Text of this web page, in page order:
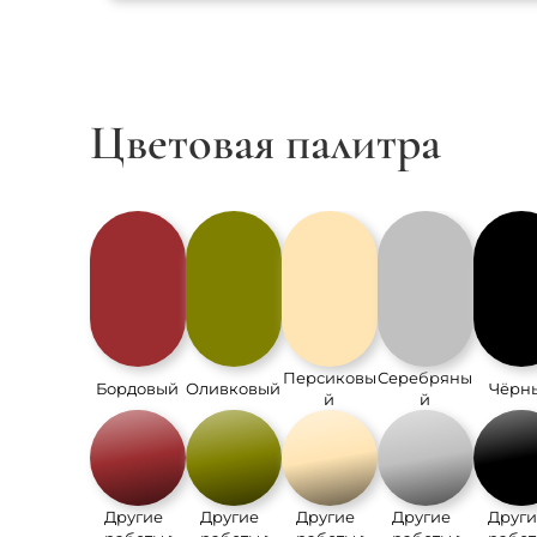
Цветовая палитра
Бордовый
Другие
Оливковый
Другие
Персиковы
й
Другие
Серебряны
й
Другие